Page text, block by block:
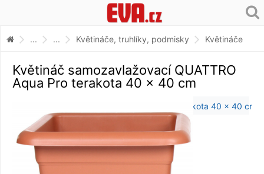
... ... Květináče, truhlíky, podmisky Květináče
Květináč samozavlažovací QUATTRO
Aqua Pro terakota 40 x 40 cm